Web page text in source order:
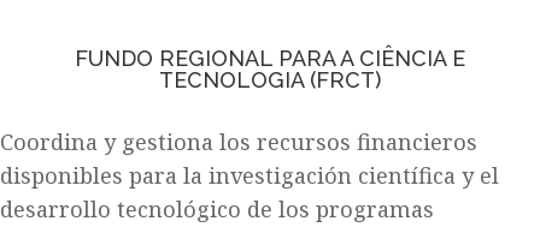
FUNDO REGIONAL PARA A CIÊNCIA E
TECNOLOGIA (FRCT)
Coordina y gestiona los recursos financieros
disponibles para la investigación científica y el
desarrollo tecnológico de los programas